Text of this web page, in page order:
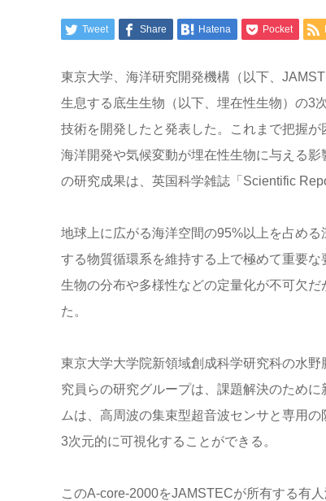
Tweet Share Hatena Pocket
東京大学、海洋研究開発機構（以下、
生息する底生生物（以下、埋在性生物）の3
技術を開発したと発表した。これまで把握
海洋開発や気候変動が埋在性生物に与える
の研究成果は、英国科学雑誌「Scientific
地球上に広がる海洋空間の95%以上を占め
する物質循環系を維持する上で極めて重要
生物の分布や多様性などの定量化が不可欠
た。
東京大学大学院新領域創成科学研究科の水
究員らの研究グループは、課題解決のため
ムは、高周波の集束型超音波センサと専用
3次元的に可視化することができる。
このA-core-2000をJAMSTECが所有する有